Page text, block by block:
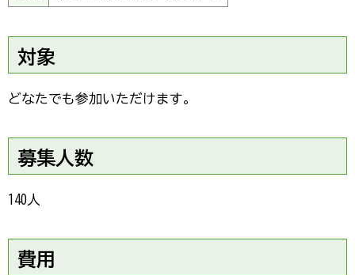
対象
どなたでも参加いただけます。
募集人数
140人
費用